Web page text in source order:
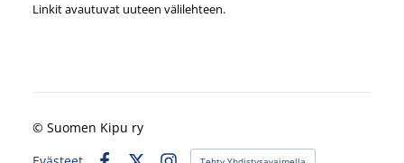
Linkit avautuvat uuteen välilehteen.
© Suomen Kipu ry